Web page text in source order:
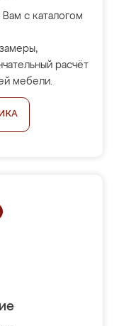
с каталогом
расчёт
мебели.